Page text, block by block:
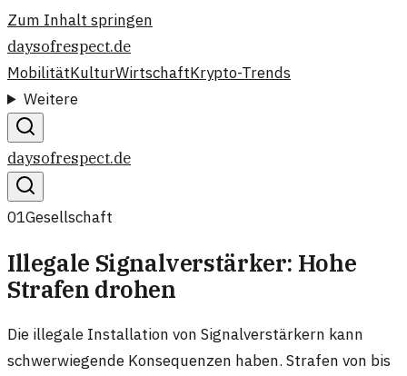
Zum Inhalt springen
daysofrespect.de
MobilitätKulturWirtschaftKrypto-Trends
Weitere
daysofrespect.de
01Gesellschaft
Illegale Signalverstärker: Hohe
Strafen drohen
Die illegale Installation von Signalverstärkern kann
schwerwiegende Konsequenzen haben. Strafen von bis